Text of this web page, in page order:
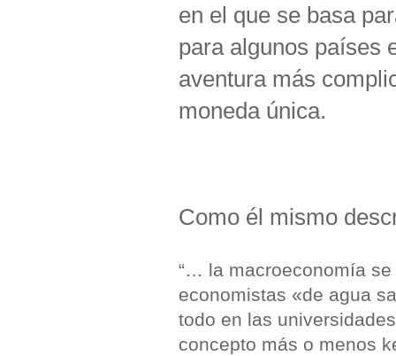
en el que se basa
para algunos países
aventura más
moneda única.
Como él mismo
“… la macroeconomía
economistas «de agua
todo en las
concepto más o menos